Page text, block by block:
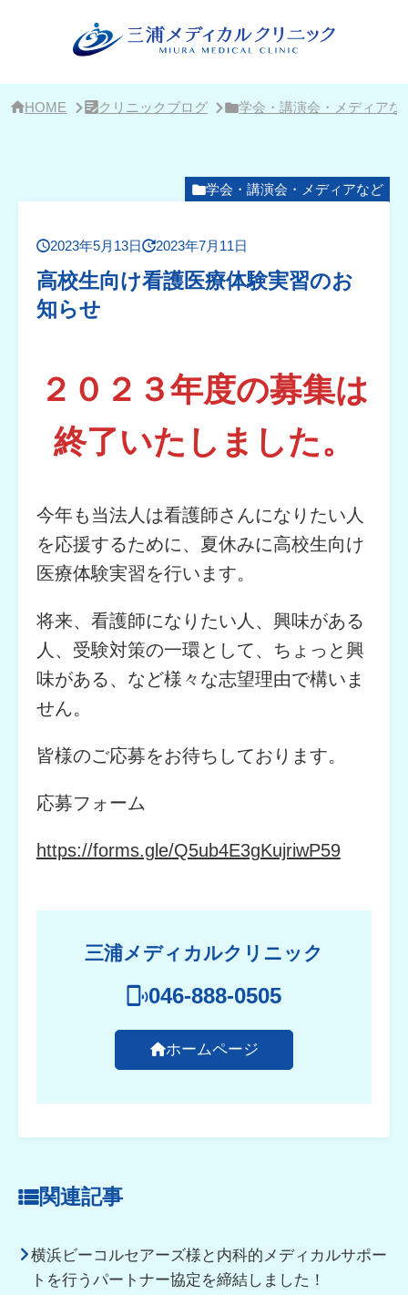
HOME クリニックブログ 学会・講演会・メディアな
学会・講演会・メディアなど
2023年5月13日 2023年7月11日
高校生向け看護医療体験実習のお
知らせ
２０２３年度の募集は
終了いたしました。
今年も当法人は看護師さんになりたい人
を応援するために、夏休みに高校生向け
医療体験実習を行います。
将来、看護師になりたい人、興味がある
人、受験対策の一環として、ちょっと興
味がある、など様々な志望理由で構いま
せん。
皆様のご応募をお待ちしております。
応募フォーム
https://forms.gle/Q5ub4E3gKujriwP59
三浦メディカルクリニック
046-888-0505
ホームページ
関連記事
横浜ビーコルセアーズ様と内科的メディカルサポー
トを行うパートナー協定を締結しました！